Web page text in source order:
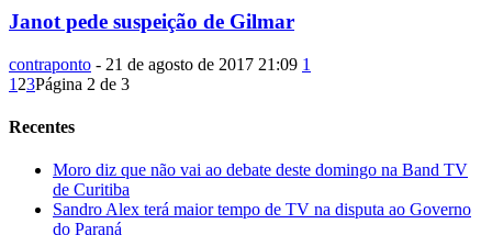
Janot pede suspeição de Gilmar
contraponto - 21 de agosto de 2017 21:09 1
1 23Página 2 de 3
Recentes
Moro diz que não vai ao debate deste domingo na Band TV
de Curitiba
Sandro Alex terá maior tempo de TV na disputa ao Governo
do Paraná